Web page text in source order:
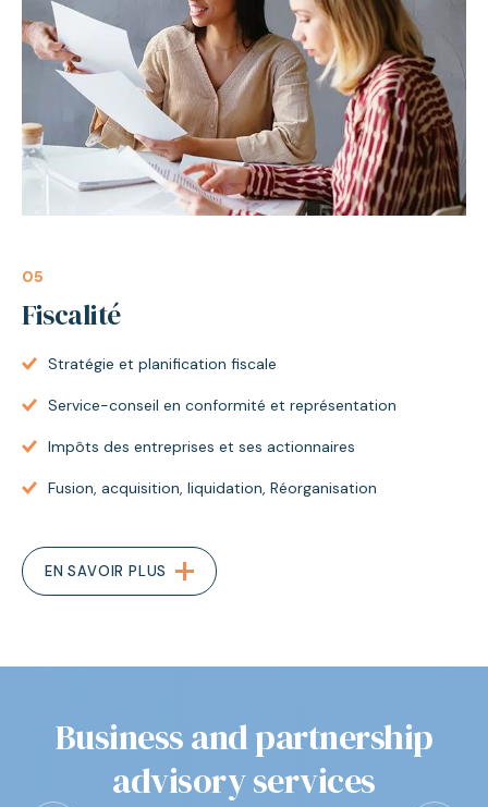
05
Fiscalité
Stratégie et planification fiscale
Service-conseil en conformité et représentation
Impôts des entreprises et ses actionnaires
Fusion, acquisition, liquidation, Réorganisation
EN SAVOIR PLUS
Business and partnership
advisory services